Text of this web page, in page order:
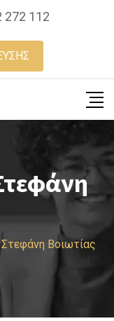
272 112
Βοιωτίας